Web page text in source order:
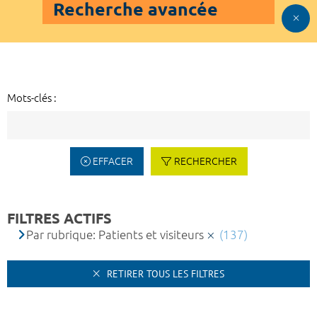
Recherche avancée
Mots-clés :
EFFACER RECHERCHER
FILTRES ACTIFS
Par rubrique: Patients et visiteurs (137)
RETIRER TOUS LES FILTRES